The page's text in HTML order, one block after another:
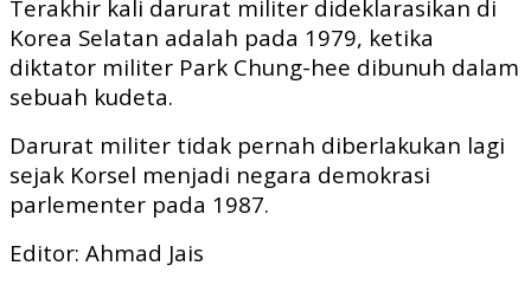
Terakhir kali darurat militer dideklarasikan di
Korea Selatan adalah pada 1979, ketika
diktator militer Park Chung-hee dibunuh dalam
sebuah kudeta.
Darurat militer tidak pernah diberlakukan lagi
sejak Korsel menjadi negara demokrasi
parlementer pada 1987.
Editor: Ahmad Jais